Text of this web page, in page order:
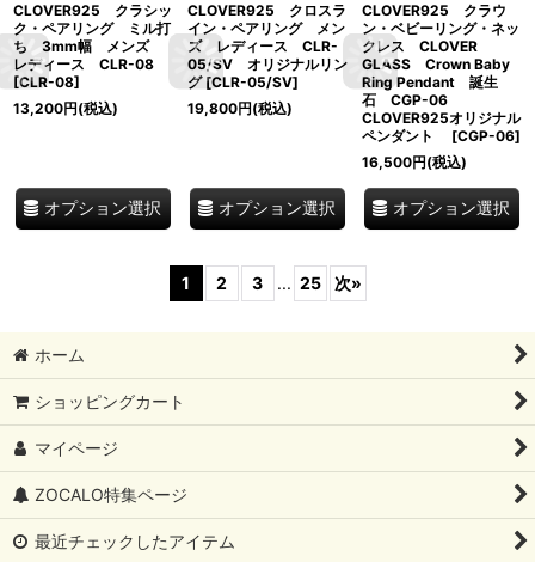
CLOVER925 クラシッ
ク・ペアリング ミル打
ち 3mm幅 メンズ
レディース CLR-08
[CLR-08]
13,200円(税込)
オプション選択
CLOVER925 クロスラ
イン・ペアリング メン
ズ レディース CLR-
05/SV オリジナルリン
グ [CLR-05/SV]
19,800円(税込)
オプション選択
CLOVER925 クラウ
ン・ベビーリング・ネッ
クレス CLOVER
GLASS Crown Baby
Ring Pendant 誕生
石 CGP-06
CLOVER925オリジナル
ペンダント
[CGP-06]
16,500円(税込)
オプション選択
1 2 3 ... 25 次»
ホーム
ショッピングカート
マイページ
ZOCALO特集ページ
最近チェックしたアイテム